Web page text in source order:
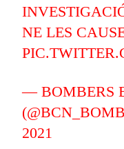
NE LES
— BOMBERS
2021